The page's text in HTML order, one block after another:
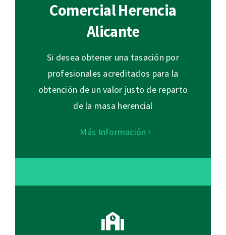
Comercial Herencia
Alicante
Si desea obtener una tasación por
profesionales acreditados para la
obtención de un valor justo de reparto
de la masa herencial
Más Información